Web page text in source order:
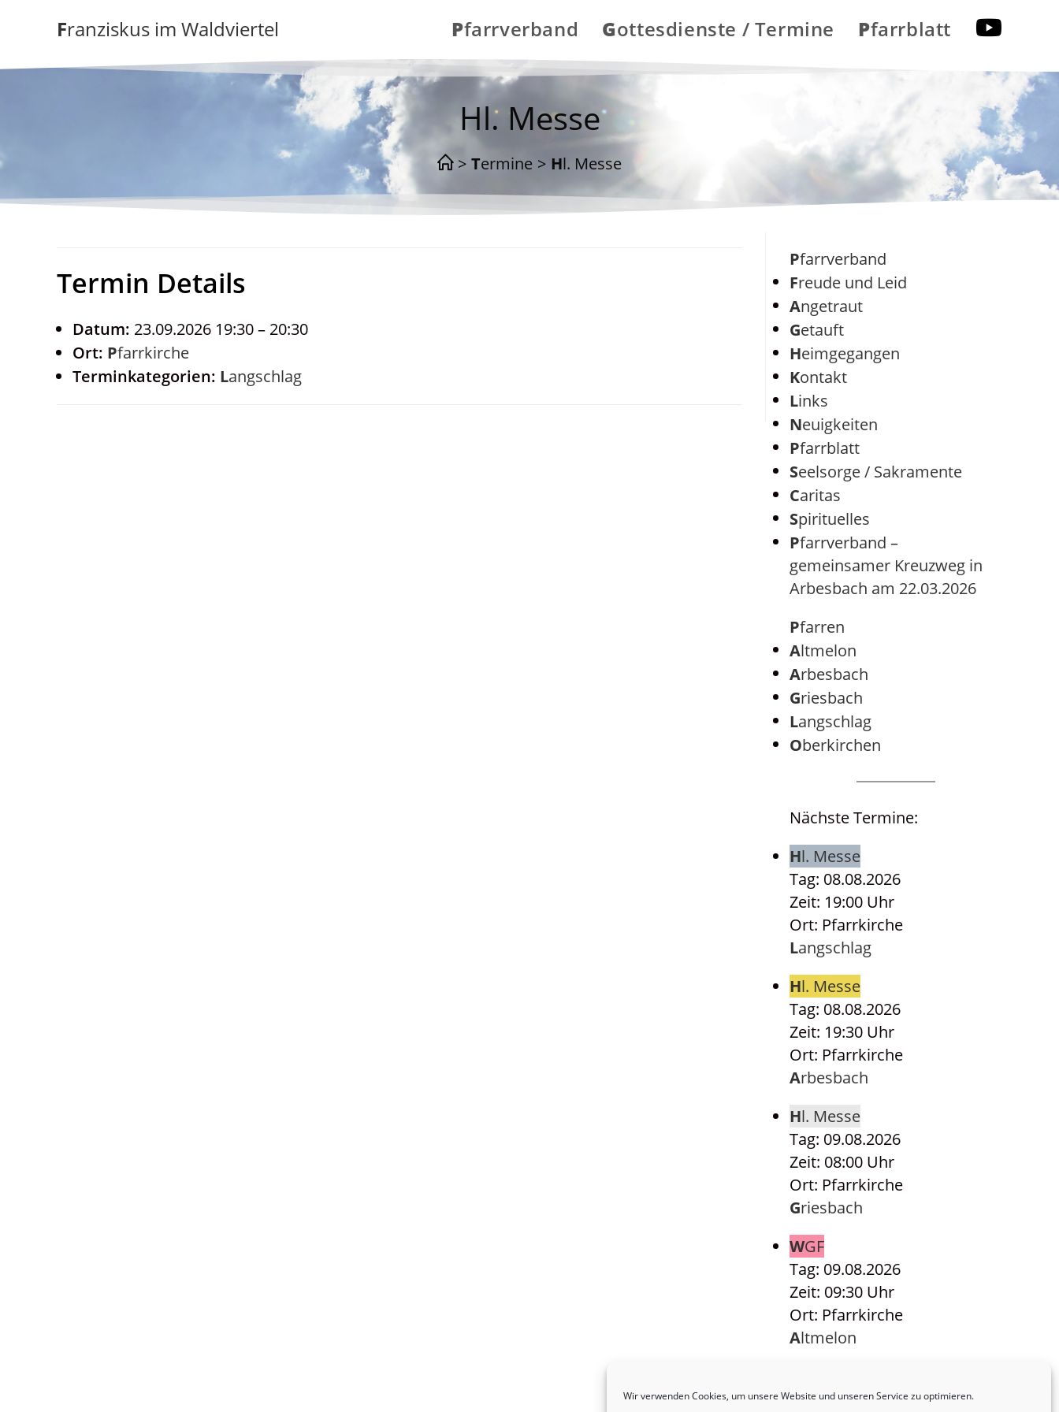
Wir verwenden Cookies, um unsere Website und unseren Service zu optimieren.
Franziskus im Waldviertel Pfarrverband Gottesdienste / Termine Pfarrblatt
Hl. Messe
> Termine > Hl. Messe
Termin Details
Datum: 23.09.2026 19:30– 20:30
Ort:
Pfarrkirche
Terminkategorien:
Langschlag
Pfarrverband
Freude und Leid
Angetraut
Getauft
Heimgegangen
Kontakt
Links
Neuigkeiten
Pfarrblatt
Seelsorge / Sakramente
Caritas
Spirituelles
Pfarrverband –
gemeinsamer Kreuzweg in
Arbesbach am 22.03.2026
Pfarren
Altmelon
Arbesbach
Griesbach
Langschlag
Oberkirchen
Nächste Termine:
Hl. Messe
Tag: 08.08.2026
Zeit: 19:00 Uhr
Ort: Pfarrkirche
Langschlag
Hl. Messe
Tag: 08.08.2026
Zeit: 19:30 Uhr
Ort: Pfarrkirche
Arbesbach
Hl. Messe
Tag: 09.08.2026
Zeit: 08:00 Uhr
Ort: Pfarrkirche
Griesbach
WGF
Tag: 09.08.2026
Zeit: 09:30 Uhr
Ort: Pfarrkirche
Altmelon
Tag: 09.08.2026